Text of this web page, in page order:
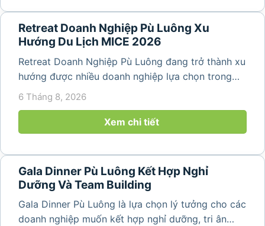
Retreat Doanh Nghiệp Pù Luông Xu
Hướng Du Lịch MICE 2026
Retreat Doanh Nghiệp Pù Luông đang trở thành xu
hướng được nhiều doanh nghiệp lựa chọn trong
năm 2026 khi nhu cầu kết hợp nghỉ dưỡng, hội
họp và gắn kết đội ngũ ngày càng tăng. Không chỉ
mang đến khoảng thời gian thư giãn...
6 Tháng 8, 2026
Xem chi tiết
Gala Dinner Pù Luông Kết Hợp Nghỉ
Dưỡng Và Team Building
Gala Dinner Pù Luông là lựa chọn lý tưởng cho các
doanh nghiệp muốn kết hợp nghỉ dưỡng, tri ân